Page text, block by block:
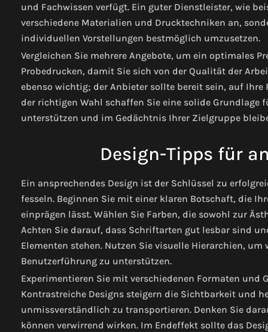
und Fachwissen verfügt. Ein guter Dienstleister, wie
verschiedene Materialien und Drucktechniken an,
individuellen Vorstellungen bestmöglich umzusetzen.
Vergleichen Sie mehrere Angebote, um ein optimales
Probedrucken, damit Sie sich von der Qualität der
ebenso wichtig; der Anbieter sollte bereit sein, auf
der richtigen Wahl schaffen Sie eine solide
unterstützen und im Gedächtnis Ihrer Zielgruppe
Design-Tipps für
Ein ansprechendes Design ist der Schlüssel zu
fesseln. Beginnen Sie mit einer klaren Botschaft, die
einprägen lässt. Wählen Sie Farben, die sowohl zur
Achten Sie darauf, dass Schriftarten gut lesbar sind
Elementen stehen. Nutzen Sie visuelle Hierarchien,
Benutzerführung zu unterstützen.
Experimentieren Sie mit verschiedenen Formaten und
Kontrastreiche Designs steigern die Sichtbarkeit und
unmissverständlich zu transportieren. Denken Sie
können verwirrend wirken. Im Endeffekt sollte das